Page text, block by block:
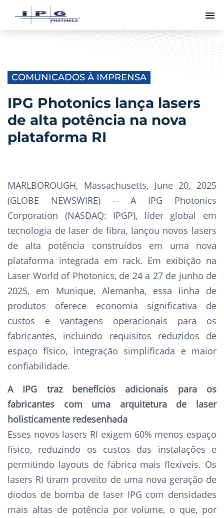
COMUNICADOS À IMPRENSA
IPG Photonics lança lasers
de alta potência na nova
plataforma RI
MARLBOROUGH, Massachusetts, June 20, 2025
(GLOBE NEWSWIRE) -- A IPG Photonics
Corporation (NASDAQ: IPGP), líder global em
tecnologia de laser de fibra, lançou novos lasers
de alta potência construídos em uma nova
plataforma integrada em rack. Em exibição na
Laser World of Photonics, de 24 a 27 de junho de
2025, em Munique, Alemanha, essa linha de
produtos oferece economia significativa de
custos e vantagens operacionais para os
fabricantes, incluindo requisitos reduzidos de
espaço físico, integração simplificada e maior
confiabilidade.
A IPG traz benefícios adicionais para os
fabricantes com uma arquitetura de laser
holisticamente redesenhada
Esses novos lasers RI exigem 60% menos espaço
físico, reduzindo os custos das instalações e
permitindo layouts de fábrica mais flexíveis. Os
lasers RI tiram proveito de uma nova geração de
diodos de bomba de laser IPG com densidades
mais altas de potência por volume, o que, por